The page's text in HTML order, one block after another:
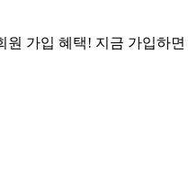
원 가입 혜택! 지금 가입하면